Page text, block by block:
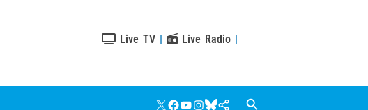
Live TV | Live Radio |
X Facebook
YouTube
Instagram
Bluesky
Google